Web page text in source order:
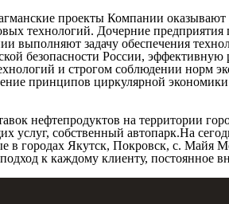
проекты Компании
технологий. Дочерние
задачу обеспечения
безопасности России,
и строгом соблюдении норм
принципов циркулярной
нефтепродуктов на территории
услуг, собственный автопарк.На
городах Якутск, Покровск, с. Майя
к каждому клиенту, постоянное